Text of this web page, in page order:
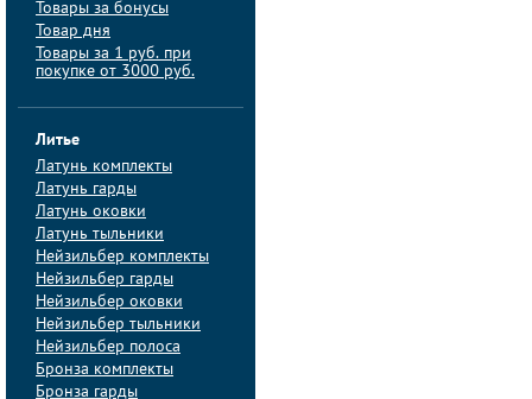
Товары за бонусы
Товар дня
Товары за 1 руб. при
покупке от 3000 руб.
Литье
Латунь комплекты
Латунь гарды
Латунь оковки
Латунь тыльники
Нейзильбер комплекты
Нейзильбер гарды
Нейзильбер оковки
Нейзильбер тыльники
Нейзильбер полоса
Бронза комплекты
Бронза гарды